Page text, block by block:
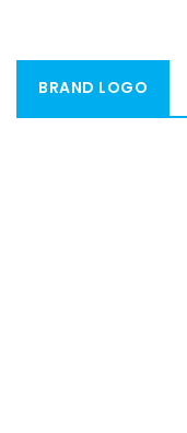
BRAND LOGO